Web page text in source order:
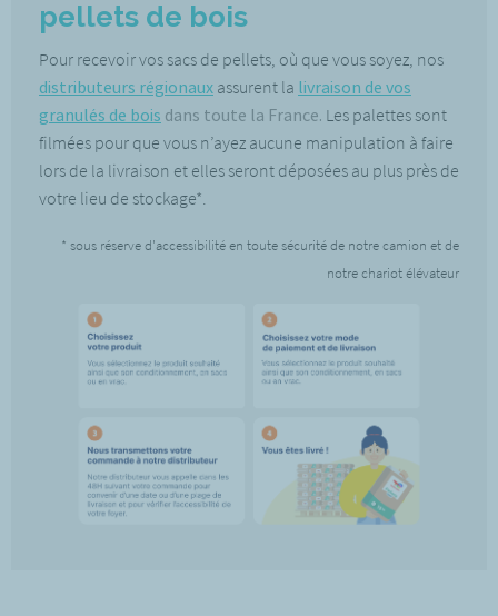
pellets de bois
Pour recevoir vos sacs de pellets, où que vous soyez, nos
distributeurs régionaux assurent la livraison de vos
granulés de bois dans toute la France. Les palettes sont
filmées pour que vous n’ayez aucune manipulation à faire
lors de la livraison et elles seront déposées au plus près de
votre lieu de stockage*.
* sous réserve d'accessibilité en toute sécurité de notre camion et de
notre chariot élévateur